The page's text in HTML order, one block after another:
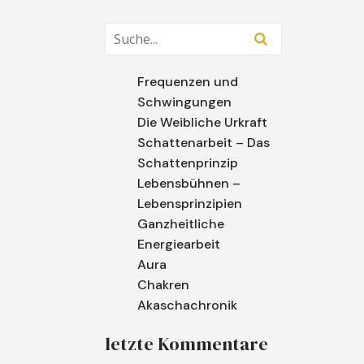
Frequenzen und
Schwingungen
Die Weibliche Urkraft
Schattenarbeit – Das
Schattenprinzip
Lebensbühnen –
Lebensprinzipien
Ganzheitliche
Energiearbeit
Aura
Chakren
Akaschachronik
letzte Kommentare